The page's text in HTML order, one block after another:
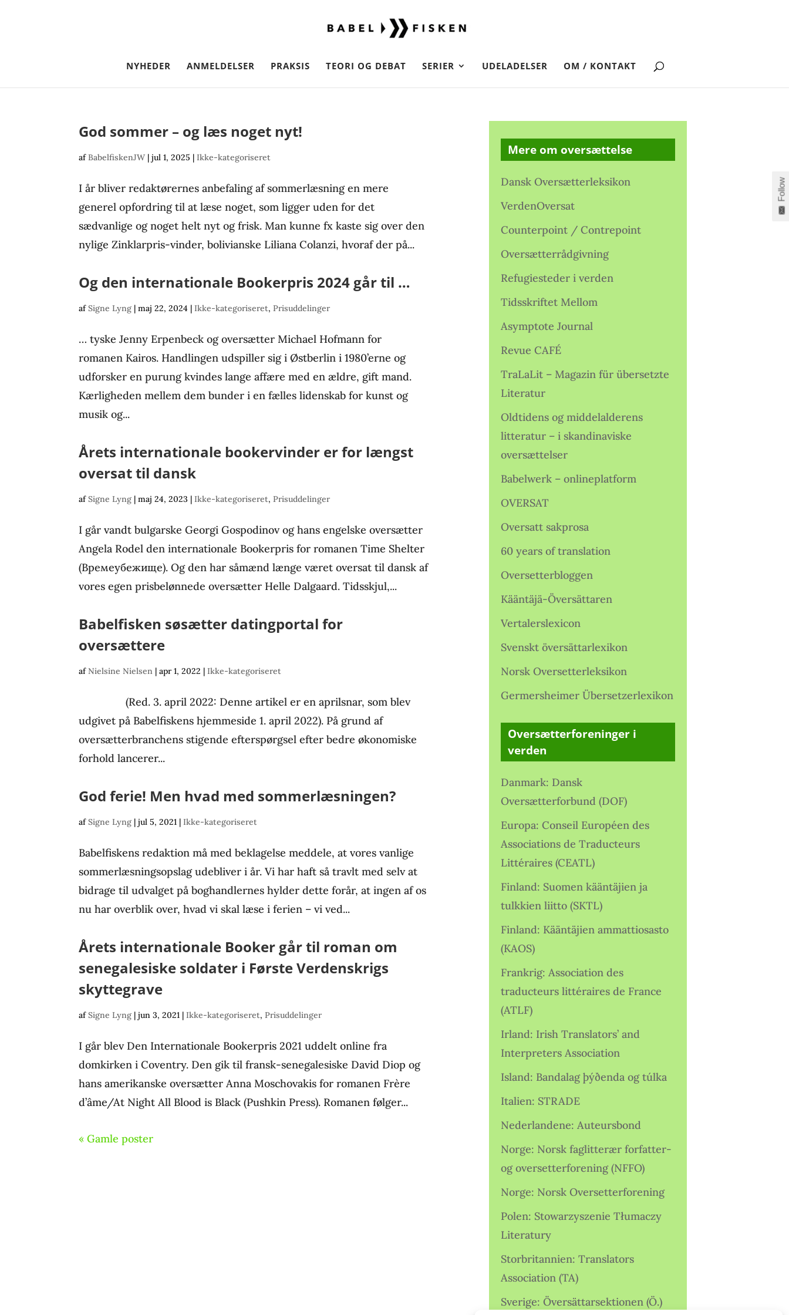
NYHEDER ANMELDELSER PRAKSIS TEORI OG DEBAT SERIER UDELADELSER OM / KONTAKT
God sommer – og læs noget nyt!
afBabelfiskenJW |jul 1, 2025 |Ikke-kategoriseret
I år bliver redaktørernes anbefaling af sommerlæsning en mere
generel opfordring til at læse noget, som ligger uden for det
sædvanlige og noget helt nyt og frisk. Man kunne fx kaste sig over den
nylige Zinklarpris-vinder, bolivianske Liliana Colanzi, hvoraf der på...
Og den internationale Bookerpris 2024 går til …
afSigne Lyng |maj 22, 2024 |Ikke-kategoriseret,Prisuddelinger
… tyske Jenny Erpenbeck og oversætter Michael Hofmann for
romanen Kairos. Handlingen udspiller sig i Østberlin i 1980’erne og
udforsker en purung kvindes lange affære med en ældre, gift mand.
Kærligheden mellem dem bunder i en fælles lidenskab for kunst og
musik og...
Årets internationale bookervinder er for længst
oversat til dansk
afSigne Lyng |maj 24, 2023 |Ikke-kategoriseret,Prisuddelinger
I går vandt bulgarske Georgi Gospodinov og hans engelske oversætter
Angela Rodel den internationale Bookerpris for romanen Time Shelter
(Времеубежище). Og den har såmænd længe været oversat til dansk af
vores egen prisbelønnede oversætter Helle Dalgaard. Tidsskjul,...
Babelfisken søsætter datingportal for
oversættere
afNielsine Nielsen |apr 1, 2022 |Ikke-kategoriseret
(Red. 3. april 2022: Denne artikel er en aprilsnar, som blev
udgivet på Babelfiskens hjemmeside 1. april 2022). På grund af
oversætterbranchens stigende efterspørgsel efter bedre økonomiske
forhold lancerer...
God ferie! Men hvad med sommerlæsningen?
afSigne Lyng |jul 5, 2021 |Ikke-kategoriseret
Babelfiskens redaktion må med beklagelse meddele, at vores vanlige
sommerlæsningsopslag udebliver i år. Vi har haft så travlt med selv at
bidrage til udvalget på boghandlernes hylder dette forår, at ingen af os
nu har overblik over, hvad vi skal læse i ferien – vi ved...
Årets internationale Booker går til roman om
senegalesiske soldater i Første Verdenskrigs
skyttegrave
afSigne Lyng |jun 3, 2021 |Ikke-kategoriseret,Prisuddelinger
I går blev Den Internationale Bookerpris 2021 uddelt online fra
domkirken i Coventry. Den gik til fransk-senegalesiske David Diop og
hans amerikanske oversætter Anna Moschovakis for romanen Frère
d’âme/At Night All Blood is Black (Pushkin Press). Romanen følger...
« Gamle poster
Mere om oversættelse
Dansk Oversætterleksikon
VerdenOversat
Counterpoint / Contrepoint
Oversætterrådgivning
Refugiesteder i verden
Tidsskriftet Mellom
Asymptote Journal
Revue CAFÉ
TraLaLit – Magazin für übersetzte
Literatur
Oldtidens og middelalderens
litteratur – i skandinaviske
oversættelser
Babelwerk – onlineplatform
OVERSAT
Oversatt sakprosa
60 years of translation
Oversetterbloggen
Kääntäjä-Översättaren
Vertalerslexicon
Svenskt översättarlexikon
Norsk Oversetterleksikon
Germersheimer Übersetzerlexikon
Oversætterforeninger i
verden
Danmark: Dansk
Oversætterforbund (DOF)
Europa: Conseil Européen des
Associations de Traducteurs
Littéraires (CEATL)
Finland: Suomen kääntäjien ja
tulkkien liitto (SKTL)
Finland: Kääntäjien ammattiosasto
(KAOS)
Frankrig: Association des
traducteurs littéraires de France
(ATLF)
Irland: Irish Translators’ and
Interpreters Association
Island: Bandalag þýðenda og túlka
Italien: STRADE
Nederlandene: Auteursbond
Norge: Norsk faglitterær forfatter-
og oversetterforening (NFFO)
Norge: Norsk Oversetterforening
Polen: Stowarzyszenie Tłumaczy
Literatury
Storbritannien: Translators
Association (TA)
Sverige: Översättarsektionen (Ö.)
Follow